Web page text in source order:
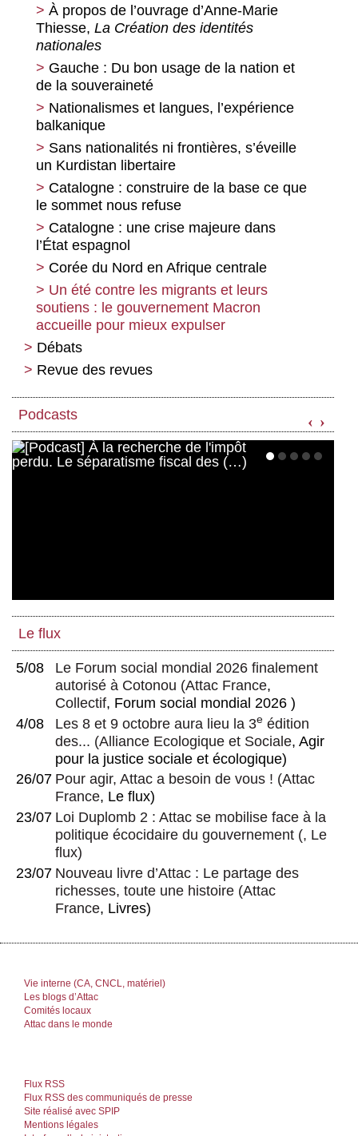
À propos de l’ouvrage d’Anne-Marie
Thiesse, La Création des identités
nationales
Gauche : Du bon usage de la nation et
de la souveraineté
Nationalismes et langues, l’expérience
balkanique
Sans nationalités ni frontières, s’éveille
un Kurdistan libertaire
Catalogne : construire de la base ce que
le sommet nous refuse
Catalogne : une crise majeure dans
l’État espagnol
Corée du Nord en Afrique centrale
Un été contre les migrants et leurs
soutiens : le gouvernement Macron
accueille pour mieux expulser
Débats
Entretien avec Zoé Konstantopoulou
Fétichisme et dynamique
autodestructrice du capitalisme, entretien
avec Anselm Jappe
De quoi le travail productif est-il le nom ?
Les monnaies alternatives contre la
justice sociale ?
La transposition de la directive sur
l’attribution de contrats de concession :
quel impact sur les services publics de
l’eau et de l’assainissement ?
Résister c’est créer ; résister c’est
transformer
« Désobéir », compte rendu du livre de
Frédéric Gros
Revue des revues
Podcasts
‹ ›
Le flux
5/08
Le Forum social mondial 2026 finalement
autorisé à Cotonou (Attac France,
Collectif, Forum social mondial 2026 )
4/08
Les 8 et 9 octobre aura lieu la 3e édition
des... (Alliance Ecologique et Sociale, Agir
pour la justice sociale et écologique)
26/07 Pour agir, Attac a besoin de vous ! (Attac
France, Le flux)
23/07 Loi Duplomb 2 : Attac se mobilise face à la
politique écocidaire du gouvernement (, Le
flux)
23/07 Nouveau livre d’Attac : Le partage des
richesses, toute une histoire (Attac
France, Livres)
Vie interne (CA, CNCL, matériel)
Les blogs d’Attac
Comités locaux
Attac dans le monde
Flux RSS
Flux RSS des communiqués de presse
Site réalisé avec SPIP
Mentions légales